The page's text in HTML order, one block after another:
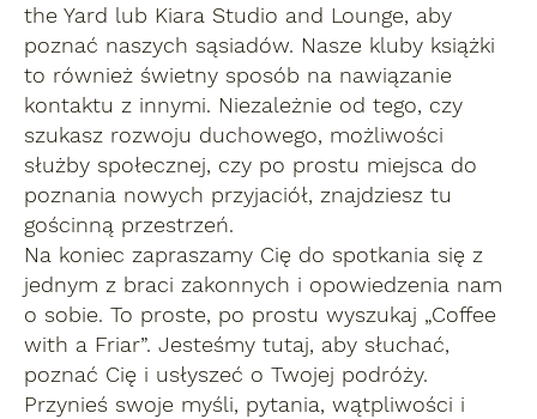
the Yard lub Kiara Studio and Lounge, aby
poznać naszych sąsiadów. Nasze kluby książki
to również świetny sposób na nawiązanie
kontaktu z innymi. Niezależnie od tego, czy
szukasz rozwoju duchowego, możliwości
służby społecznej, czy po prostu miejsca do
poznania nowych przyjaciół, znajdziesz tu
gościnną przestrzeń.
Na koniec zapraszamy Cię do spotkania się z
jednym z braci zakonnych i opowiedzenia nam
o sobie. To proste, po prostu wyszukaj „Coffee
with a Friar”. Jesteśmy tutaj, aby słuchać,
poznać Cię i usłyszeć o Twojej podróży.
Przynieś swoje myśli, pytania, wątpliwości i